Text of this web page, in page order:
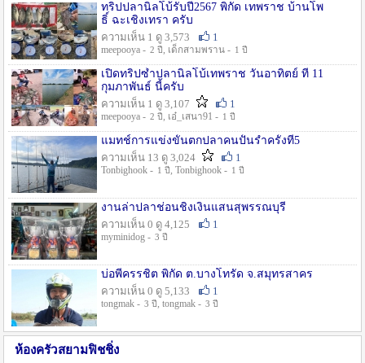
ทริปปลานิลโบ้รับปี2567 พิกัด เทพราช บ้านโพ
ธิ์ ฉะเชิงเทรา ครับ
ความเห็น 1 ดู 3,573
1
meepooya - 2 ปี , เด็กสามพราน - 1 ปี
เปิดทริปซ้ำปลานิลโบ้เทพราช วันอาทิตย์ ที่ 11
กุมภาพันธ์ นี้ครับ
ความเห็น 1 ดู 3,107
1
meepooya - 2 ปี , เอ๋_เสนา91 - 1 ปี
แมทช์การแข่งขั้นตกปลาคนปั้นรำครั้งที่5
ความเห็น 13 ดู 3,024
1
Tonbighook - 1 ปี , Tonbighook - 1 ปี
งานล่าปลาช่อนชิงเงินแสนสุพรรณบุรี
ความเห็น 0 ดู 4,125
1
myminidog - 3 ปี
บ่อพี่ครรชิต พิกัด ต.บางโทรัด จ.สมุทรสาคร
ความเห็น 0 ดู 5,133
1
tongmak - 3 ปี , tongmak - 3 ปี
ห้องครัวสยามฟิชชิ่ง